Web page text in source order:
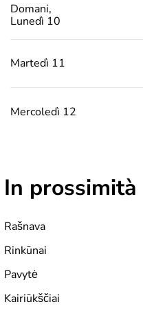
Domani,
Lunedì 10
Martedì 11
Mercoledì 12
In prossimità
Rašnava
Rinkūnai
Pavytė
Kairiūkščiai